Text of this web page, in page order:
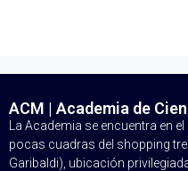
ACM | Academia de
La Academia se encuentra en
pocas cuadras del shopping
Garibaldi), ubicación